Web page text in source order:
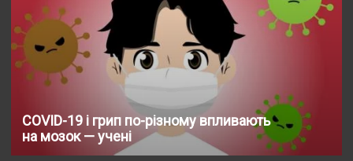
COVID-19 і грип по-різному впливають
на мозок — учені